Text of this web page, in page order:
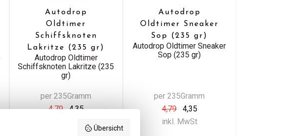
Autodrop
Oldtimer
Schiffsknoten
Lakritze (235 gr)
Autodrop Oldtimer
Schiffsknoten Lakritze (235
gr)
per 235Gramm
4,79
4,35
Autodrop
Oldtimer Sneaker
Sop (235 gr)
Autodrop Oldtimer Sneaker
Sop (235 gr)
per 235Gramm
4,79
4,35
inkl. MwSt
Übersicht